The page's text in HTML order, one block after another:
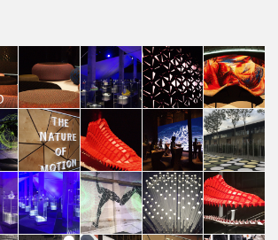
of
The nature of
motion
Alessandro
Amir Contardi
The nature of
motion
Alessandro
Amir Contardi
The nature of
motion
Alessandro
Amir Contardi
The nature of
motion
Alessandro
Amir Contardi
of
The nature of
motion
Alessandro
Amir Contardi
The nature of
motion
Alessandro
Amir Contardi
The nature of
motion
Alessandro
Amir Contardi
The nature of
motion
Penelope
Vaglini